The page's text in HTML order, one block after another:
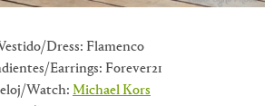
Dress: Flamenco
Earrings: Forever21
Watch: Michael Kors